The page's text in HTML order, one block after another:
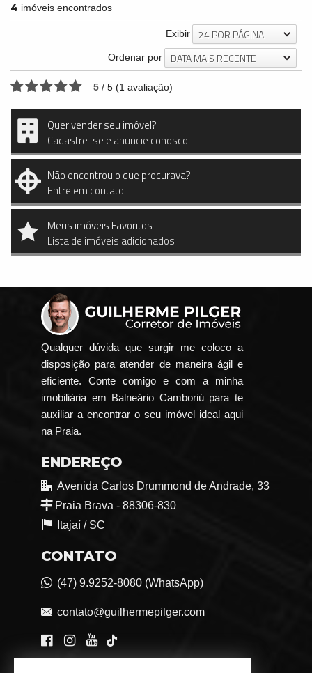
4 imóveis encontrados
Exibir 24 POR PÁGINA
Ordenar por DATA MAIS RECENTE
5 / 5 (1 avaliação)
Quer vender seu imóvel?
Cadastre-se e anuncie conosco
Não encontrou o que procurava?
Entre em contato
Meus imóveis Favoritos
Lista de imóveis adicionados
Qualquer dúvida que surgir me coloco a
disposição para atender de maneira ágil e
eficiente. Conte comigo e com a minha
imobiliária em Balneário Camboriú para te
auxiliar a encontrar o seu imóvel ideal aqui
na Praia.
ENDEREÇO
Avenida Carlos Drummond de Andrade, 33
Praia Brava - 88306-830
Itajaí / SC
CONTATO
(47) 9.9252-8080 (WhatsApp)
contato@guilhermepilger.com